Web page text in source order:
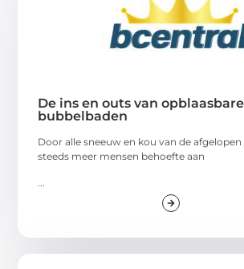
De ins en outs van opblaasbare
bubbelbaden
Door alle sneeuw en kou van de
steeds meer mensen behoefte aan